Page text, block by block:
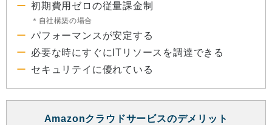
初期費用ゼロの従量課金制
＊自社構築の場合
パフォーマンスが安定する
必要な時にすぐにITリソースを調達できる
セキュリテイに優れている
Amazonクラウドサービスのデメリット